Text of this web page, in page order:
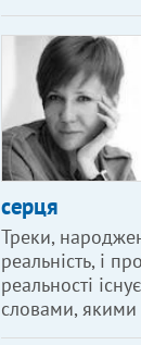
серця
Треки,
реальність, і
реальності
словами,